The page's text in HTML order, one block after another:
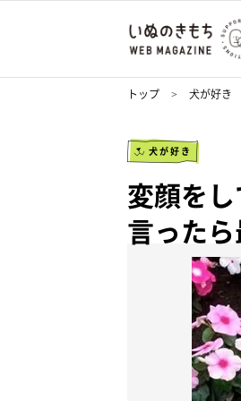
トップ 犬が好き
犬が好き
変顔を
言った